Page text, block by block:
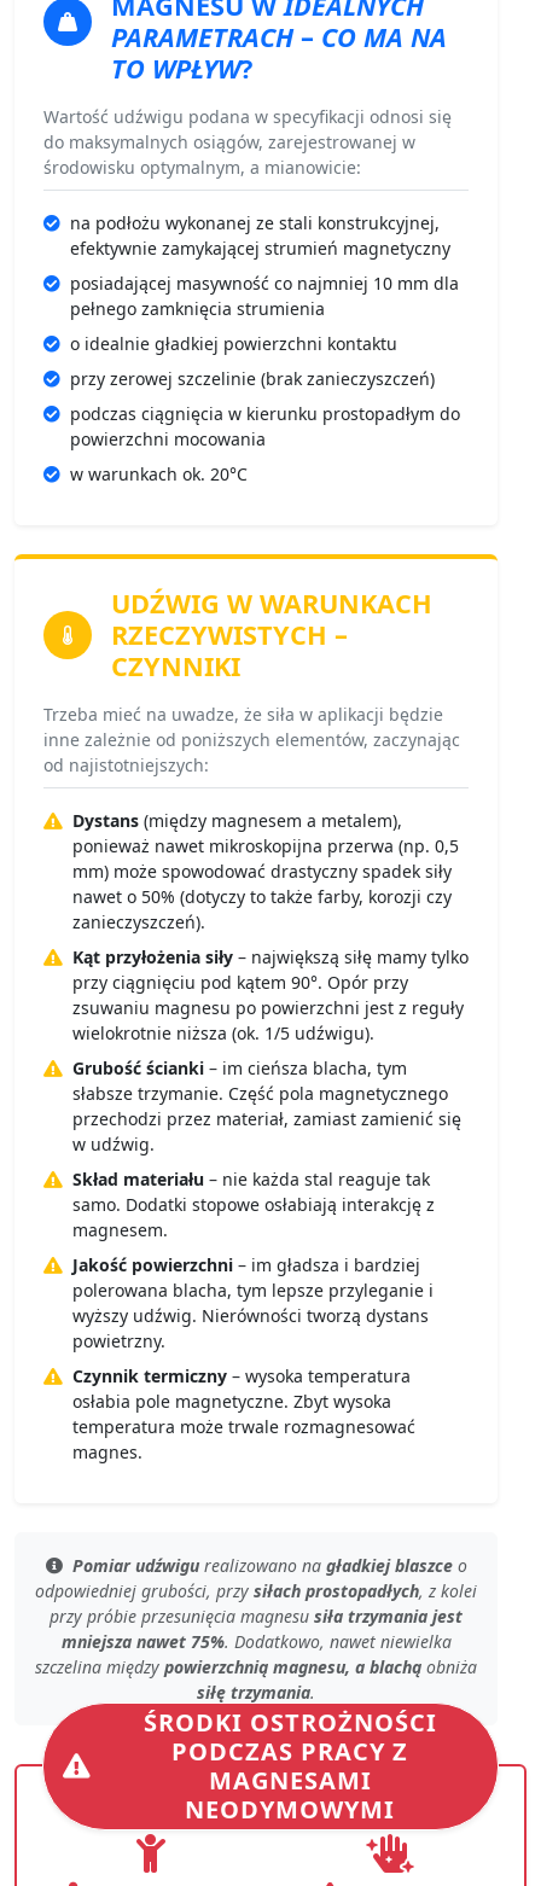
PARAMETRACH– CO MA NA
TO WPŁYW?
Wartość udźwigu podana w specyfikacji odnosi się
do maksymalnych osiągów, zarejestrowanej w
środowisku optymalnym, a mianowicie:
na podłożu wykonanej ze stali konstrukcyjnej,
efektywnie zamykającej strumień magnetyczny
posiadającej masywność co najmniej 10 mm dla
pełnego zamknięcia strumienia
o idealnie gładkiej powierzchni kontaktu
przy zerowej szczelinie (brak zanieczyszczeń)
podczas ciągnięcia w kierunku prostopadłym do
powierzchni mocowania
w warunkach ok. 20°C
UDŹWIG W WARUNKACH
RZECZYWISTYCH –
CZYNNIKI
Trzeba mieć na uwadze, że siła w aplikacji będzie
inne zależnie od poniższych elementów, zaczynając
od najistotniejszych:
Dystans (między magnesem a metalem),
ponieważ nawet mikroskopijna przerwa (np. 0,5
mm) może spowodować drastyczny spadek siły
nawet o 50% (dotyczy to także farby, korozji czy
zanieczyszczeń).
Kąt przyłożenia siły – największą siłę mamy tylko
przy ciągnięciu pod kątem 90°. Opór przy
zsuwaniu magnesu po powierzchni jest z reguły
wielokrotnie niższa (ok. 1/5 udźwigu).
Grubość ścianki – im cieńsza blacha, tym
słabsze trzymanie. Część pola magnetycznego
przechodzi przez materiał, zamiast zamienić się
w udźwig.
Skład materiału – nie każda stal reaguje tak
samo. Dodatki stopowe osłabiają interakcję z
magnesem.
Jakość powierzchni – im gładsza i bardziej
polerowana blacha, tym lepsze przyleganie i
wyższy udźwig. Nierówności tworzą dystans
powietrzny.
Czynnik termiczny – wysoka temperatura
osłabia pole magnetyczne. Zbyt wysoka
temperatura może trwale rozmagnesować
magnes.
Pomiar udźwigurealizowano na gładkiej blaszceo
odpowiedniej grubości, przy siłach prostopadłych, z kolei
przy próbie przesunięcia magnesu siła trzymania jest
mniejsza nawet 75%. Dodatkowo, nawet niewielka
szczelina między powierzchnią magnesu, a blachą obniża
siłę trzymania.
ŚRODKI OSTROŻNOŚCI
PODCZAS PRACY Z
MAGNESAMI
NEODYMOWYMI